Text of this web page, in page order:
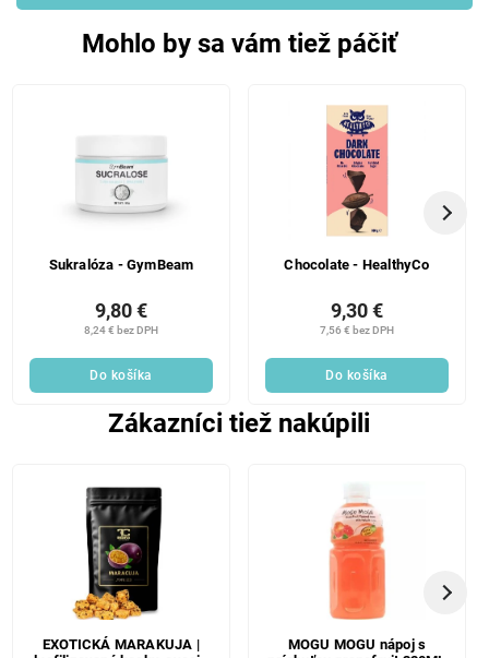
Mohlo by sa vám tiež páčiť
Sukralóza - GymBeam
8,24 € bez DPH
9,80 €
Do košíka
Chocolate - HealthyCo
7,56 € bez DPH
9,30 €
Do košíka
Zákazníci tiež nakúpili
EXOTICKÁ MARAKUJA |
MOGU MOGU nápoj s